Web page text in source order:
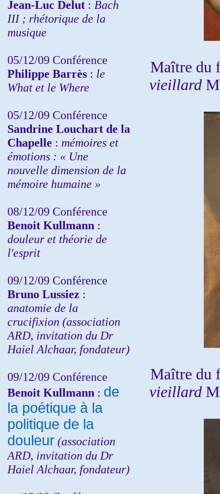
Jean-Luc Delut : Bach
III ; rhétorique de la
musique
05/12/09 Conférence
Philippe Barrès : le
What et le Where
05/12/09 Conférence
Sandrine Louchart de la
Chapelle : mémoires et
émotions : « Une
nouvelle dimension de la
mémoire humaine »
08/12/09 Conférence
Benoit Kullmann :
douleur et théorie de
l'esprit
09/12/09 Conférence
Bruno Lussiez :
anatomie de la
crucifixion (association
ARD, invitation du Dr
Haiel Alchaar, fondateur)
09/12/09 Conférence
Benoit Kullmann : de
la poétique à la
politique de la
douleur (association
ARD, invitation du Dr
Haiel Alchaar, fondateur)
Maître du
vieillard
Maître du
vieillard